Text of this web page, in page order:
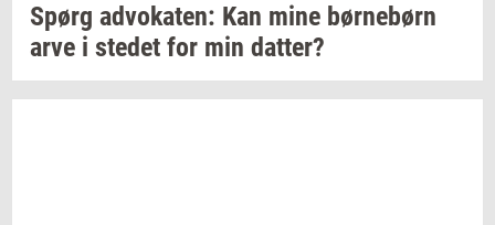
Spørg ad­vo­ka­ten: Kan mine bør­ne­børn
arve i ste­det for min dat­ter?